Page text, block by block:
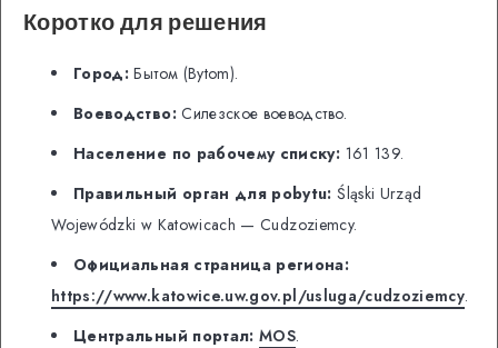
Коротко для решения
Город: Бытом (Bytom).
Воеводство:Силезское воеводство.
Население по рабочему списку: 161 139.
Правильный орган для pobytu: Śląski Urząd
Wojewódzki w Katowicach — Cudzoziemcy.
Официальная страница региона:
https://www.katowice.uw.gov.pl/usluga/cudzoziemcy.
Центральный портал: MOS.